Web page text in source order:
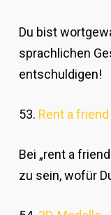
Du bist
sprachlichen
entschuldigen!
53. Rent a friend
Bei „rent a
zu sein, wofür